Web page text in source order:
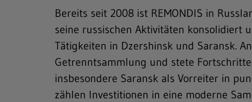
Freitext-Suche
Hit enter to search or ESC to close
Bereits seit 2008 ist REMONDIS in
seine russischen Aktivitäten konsolidiert
Tätigkeiten in Dzershinsk und Saransk.
Getrenntsammlung und stete
insbesondere Saransk als Vorreiter in
zählen Investitionen in eine moderne